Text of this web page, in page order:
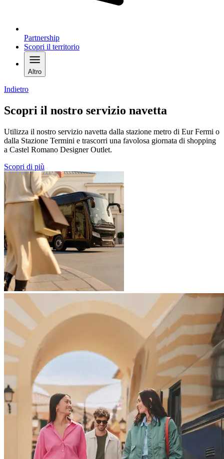
Partnership
Scopri il territorio
Altro
Indietro
Scopri il nostro servizio navetta
Utilizza il nostro servizio navetta dalla stazione metro di Eur Fermi o
dalla Stazione Termini e trascorri una favolosa giornata di shopping
a Castel Romano Designer Outlet.
Scopri di più